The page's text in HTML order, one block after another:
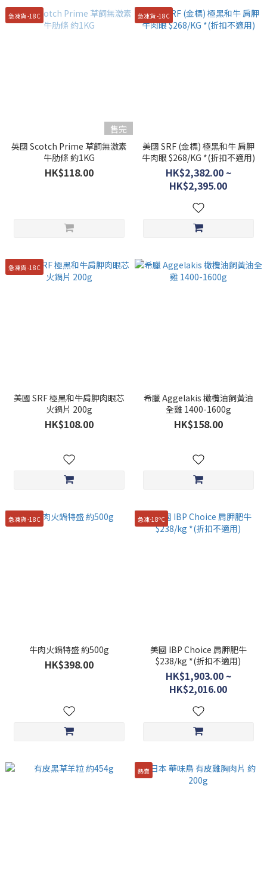
急凍貨 -18C
售完
英國 Scotch Prime 草飼無激素
牛肋條 約1KG
HK$118.00
急凍貨 -18C
美國 SRF (金標) 極黑和牛 肩胛
牛肉眼 $268/KG *(折扣不適用)
HK$2,382.00 ~
HK$2,395.00
急凍貨 -18C
美國 SRF 極黑和牛肩胛肉眼芯
火鍋片 200g
HK$108.00
希臘 Aggelakis 橄欖油飼黃油
全雞 1400-1600g
HK$158.00
急凍貨 -18C
牛肉火鍋特盛 約500g
HK$398.00
急凍-18ºC
美國 IBP Choice 肩胛肥牛
$238/kg *(折扣不適用)
HK$1,903.00 ~
HK$2,016.00
熱賣